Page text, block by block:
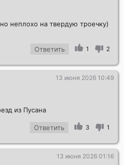
неплохо на твердую троечку)
Ответить 1 2
13 июня 2026 10:49
из Пусана
Ответить 3 1
13 июня 2026 01:16